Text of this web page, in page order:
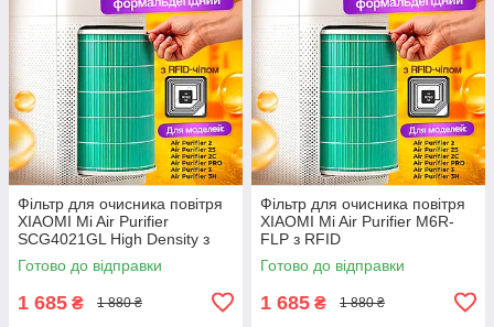
Фільтр для очисника повітря
XIAOMI Mi Air Purifier
SCG4021GL High Density з
RFID
Готово до відправки
1 685 ₴ 1 880 ₴
Фільтр для очисника повітря
XIAOMI Mi Air Purifier M6R-
FLP з RFID
Готово до відправки
1 685 ₴ 1 880 ₴